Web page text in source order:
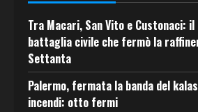
Tra Macari, San Vito e Custonaci:
battaglia civile che fermò la
Settanta
Palermo, fermata la banda del
incendi: otto fermi